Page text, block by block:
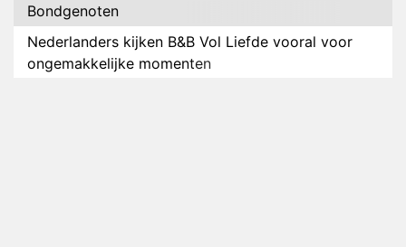
Bondgenoten
Nederlanders kijken B&B Vol Liefde vooral voor
ongemakkelijke momenten